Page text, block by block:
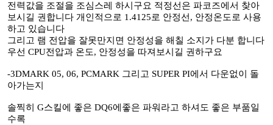
전력값을 조절을 조심스레 하시구요 적정선은 파코즈에서 찾아
보시길 권합니다 개인적으로 1.4125로 안정선, 안정온도로 사용
하고 있습니다
그리고 램 전압을 잘못만지면 안정성을 해칠 소지가 다분 합니다
우선 CPU전압과 온도, 안정성을 따져보시길 권하구요
-3DMARK 05, 06, PCMARK 그리고 SUPER PI에서 다운없이 돌
아가는지
솔찍히 G스킬에 좋은 DQ6에좋은 파워라고 하셔도 좋은 부품일
수록